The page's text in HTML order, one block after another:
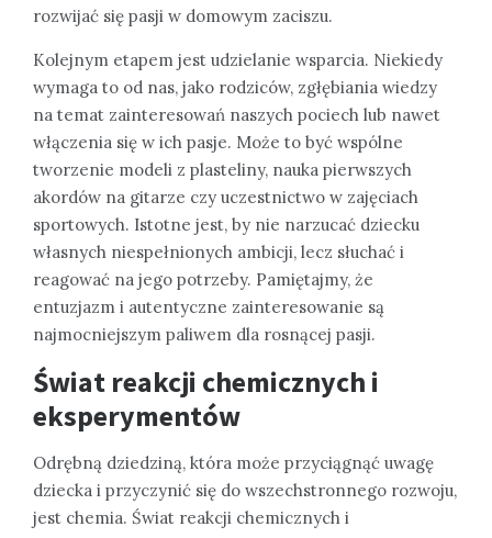
rozwijać się pasji w domowym zaciszu.
Kolejnym etapem jest udzielanie wsparcia. Niekiedy
wymaga to od nas, jako rodziców, zgłębiania wiedzy
na temat zainteresowań naszych pociech lub nawet
włączenia się w ich pasje. Może to być wspólne
tworzenie modeli z plasteliny, nauka pierwszych
akordów na gitarze czy uczestnictwo w zajęciach
sportowych. Istotne jest, by nie narzucać dziecku
własnych niespełnionych ambicji, lecz słuchać i
reagować na jego potrzeby. Pamiętajmy, że
entuzjazm i autentyczne zainteresowanie są
najmocniejszym paliwem dla rosnącej pasji.
Świat reakcji chemicznych i
eksperymentów
Odrębną dziedziną, która może przyciągnąć uwagę
dziecka i przyczynić się do wszechstronnego rozwoju,
jest chemia. Świat reakcji chemicznych i